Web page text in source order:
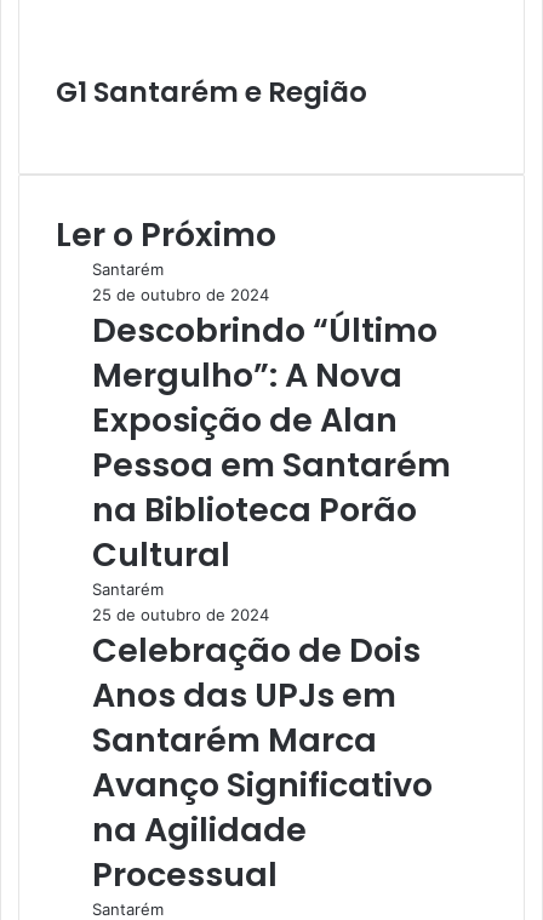
G1 Santarém e Região
b
i
tLer o Próximo
Santarém
25 de outubro de 2024
Descobrindo “Último
Mergulho”: A Nova
Exposição de Alan
Pessoa em Santarém
na Biblioteca Porão
Cultural
Santarém
25 de outubro de 2024
Celebração de Dois
Anos das UPJs em
Santarém Marca
Avanço Significativo
na Agilidade
Processual
Santarém